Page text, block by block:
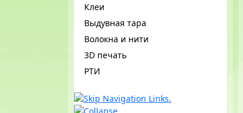
Клеи
Выдувная тара
Волокна и нити
3D печать
РТИ